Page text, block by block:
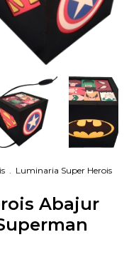
. Luminaria Super Herois
Abajur